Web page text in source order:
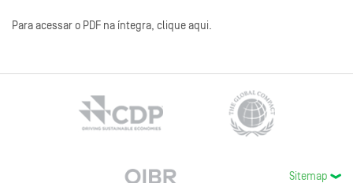
Para acessar o PDF na íntegra, clique aqui.
Sitemap